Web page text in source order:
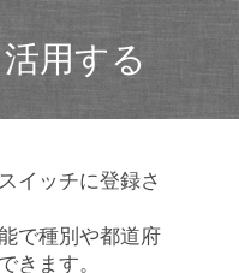
用する
イッチに登録さ
で種別や都道府
きます。